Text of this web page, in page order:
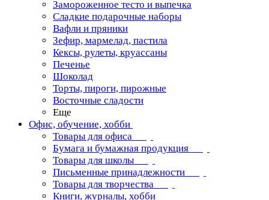
Замороженное тесто и выпечка
Сладкие подарочные наборы
Вафли и пряники
Зефир, мармелад, пастила
Кексы, рулеты, круассаны
Печенье
Шоколад
Торты, пироги, пирожные
Восточные сладости
Еще
Офис, обучение, хобби
Товары для офиса
Бумага и бумажная продукция
Товары для школы
Письменные принадлежности
Товары для творчества
Книги, журналы, хобби